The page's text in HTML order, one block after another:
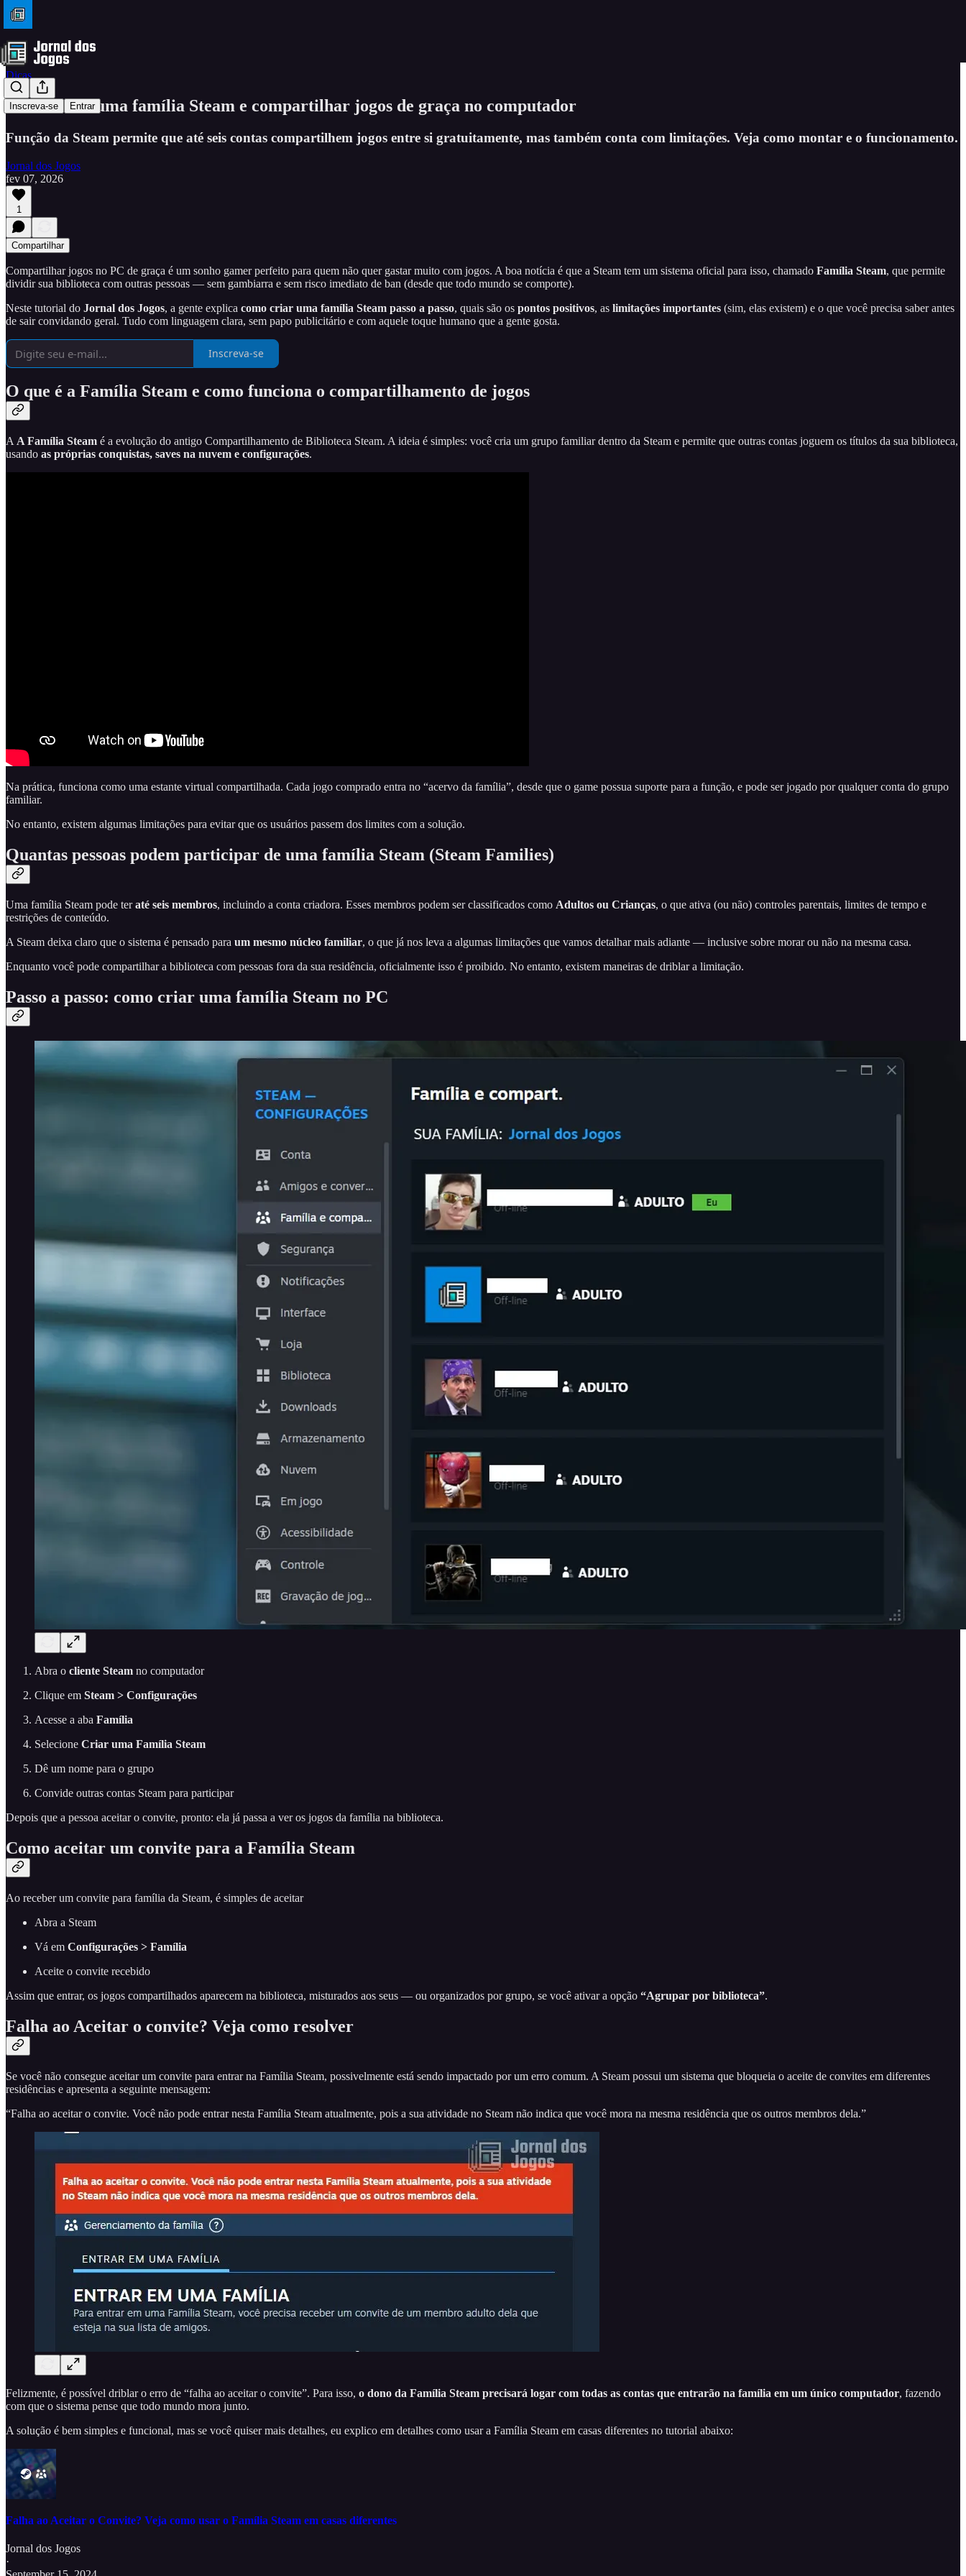
Inscreva-se Entrar
Dicas
Como criar uma família Steam e compartilhar jogos de graça no computador
Função da Steam permite que até seis contas compartilhem jogos entre si gratuitamente, mas também conta com limitações. Veja como montar e o funcionamento.
Jornal dos Jogos
fev 07, 2026
1
Compartilhar
Compartilhar jogos no PC de graça é um sonho gamer perfeito para quem não quer gastar muito com jogos. A boa notícia é que a Steam tem um sistema oficial para isso, chamado Família Steam, que permite
dividir sua biblioteca com outras pessoas — sem gambiarra e sem risco imediato de ban (desde que todo mundo se comporte).
Neste tutorial do Jornal dos Jogos, a gente explica como criar uma família Steam passo a passo, quais são os pontos positivos, as limitações importantes (sim, elas existem) e o que você precisa saber antes
de sair convidando geral. Tudo com linguagem clara, sem papo publicitário e com aquele toque humano que a gente gosta.
Inscreva-se
O que é a Família Steam e como funciona o compartilhamento de jogos
A A Família Steam é a evolução do antigo Compartilhamento de Biblioteca Steam. A ideia é simples: você cria um grupo familiar dentro da Steam e permite que outras contas joguem os títulos da sua biblioteca,
usando as próprias conquistas, saves na nuvem e configurações.
Na prática, funciona como uma estante virtual compartilhada. Cada jogo comprado entra no “acervo da família”, desde que o game possua suporte para a função, e pode ser jogado por qualquer conta do grupo
familiar.
No entanto, existem algumas limitações para evitar que os usuários passem dos limites com a solução.
Quantas pessoas podem participar de uma família Steam (Steam Families)
Uma família Steam pode teraté seis membros, incluindo a conta criadora. Esses membros podem ser classificados como Adultos ou Crianças, o que ativa (ou não) controles parentais, limites de tempo e
restrições de conteúdo.
A Steam deixa claro que o sistema é pensado para um mesmo núcleo familiar, o que já nos leva a algumas limitações que vamos detalhar mais adiante — inclusive sobre morar ou não na mesma casa.
Enquanto você pode compartilhar a biblioteca com pessoas fora da sua residência, oficialmente isso é proibido. No entanto, existem maneiras de driblar a limitação.
Passo a passo: como criar uma família Steam no PC
Abra o cliente Steam no computador
Clique em Steam > Configurações
Acesse a aba Família
Selecione Criar uma Família Steam
Dê um nome para o grupo
Convide outras contas Steam para participar
Depois que a pessoa aceitar o convite, pronto: ela já passa a ver os jogos da família na biblioteca.
Como aceitar um convite para a Família Steam
Ao receber um convite para família da Steam, é simples de aceitar
Abra a Steam
Vá em Configurações > Família
Aceite o convite recebido
Assim que entrar, os jogos compartilhados aparecem na biblioteca, misturados aos seus — ou organizados por grupo, se você ativar a opção “Agrupar por biblioteca”.
Falha ao Aceitar o convite? Veja como resolver
Se você não consegue aceitar um convite para entrar na Família Steam, possivelmente está sendo impactado por um erro comum. A Steam possui um sistema que bloqueia o aceite de convites em diferentes
residências e apresenta a seguinte mensagem:
“Falha ao aceitar o convite. Você não pode entrar nesta Família Steam atualmente, pois a sua atividade no Steam não indica que você mora na mesma residência que os outros membros dela.”
Felizmente, é possível driblar o erro de “falha ao aceitar o convite”. Para isso, o dono da Família Steam precisará logar com todas as contas que entrarão na família em um único computador, fazendo
com que o sistema pense que todo mundo mora junto.
A solução é bem simples e funcional, mas se você quiser mais detalhes, eu explico em detalhes como usar a Família Steam em casas diferentes no tutorial abaixo:
Falha ao Aceitar o Convite? Veja como usar o Família Steam em casas diferentes
Jornal dos Jogos
·